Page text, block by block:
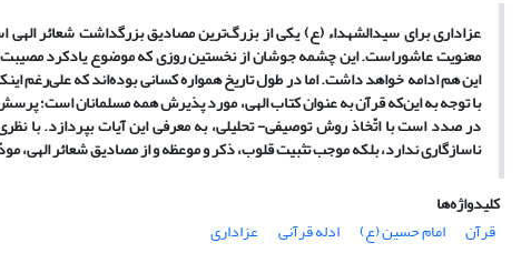
عزاداری برای سیدالشهداء (ع) یکی از بزرگ‌ترین مصادیق بزرگداشت شعائر
معنویت عاشوراست. این چشمه جوشان از نخستین روزی که موضوع یادکرد مصیبت
این هم ادامه خواهد داشت.اما در طول تاریخ همواره کسانی بوده‌اند که علی‌رغم
با توجه به این‌که قرآن به عنوان کتاب الهی، مورد پذیرش همه مسلمانان است؛پرسش
در صدد است با اتّخاذ روش توصیفی- تحلیلی، به معرفی این آیات بپردازد.با
ناسازگاری ندارد، بلکه موجب تثبیت قلوب، ذکر و موعظه و از مصادیق شعائر
کلیدواژه‌ها
قرآن
امام حسین (ع) ادله قرآنی عزاداری